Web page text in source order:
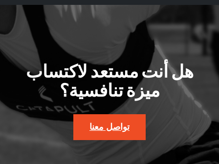
هل أنت مستعد لاكتساب
ميزة تنافسية؟
تواصل معنا